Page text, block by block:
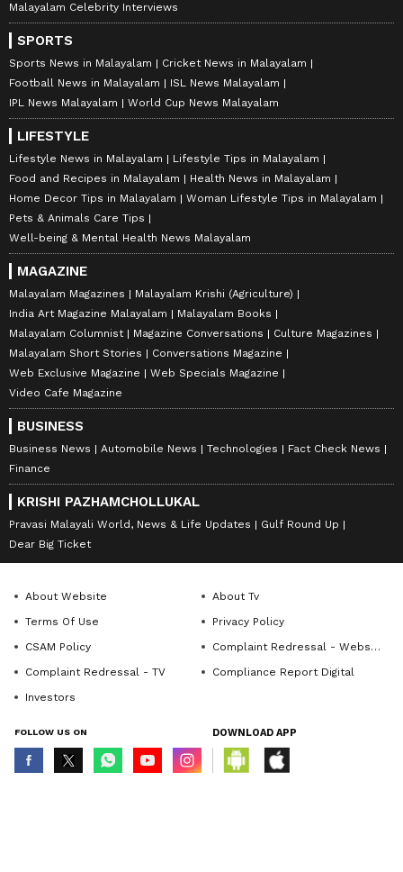
Malayalam Celebrity Interviews
SPORTS
Sports News in Malayalam
Cricket News in Malayalam
Football News in Malayalam
ISL News Malayalam
IPL News Malayalam
World Cup News Malayalam
LIFESTYLE
Lifestyle News in Malayalam
Lifestyle Tips in Malayalam
Food and Recipes in Malayalam
Health News in Malayalam
Home Decor Tips in Malayalam
Woman Lifestyle Tips in Malayalam
Pets & Animals Care Tips
Well-being & Mental Health News Malayalam
MAGAZINE
Malayalam Magazines
Malayalam Krishi (Agriculture)
India Art Magazine Malayalam
Malayalam Books
Malayalam Columnist
Magazine Conversations
Culture Magazines
Malayalam Short Stories
Conversations Magazine
Web Exclusive Magazine
Web Specials Magazine
Video Cafe Magazine
BUSINESS
Business News Automobile News Technologies
Fact Check News
Finance
KRISHI PAZHAMCHOLLUKAL
Pravasi Malayali World, News & Life Updates
Gulf Round Up
Dear Big Ticket
About Website
About Tv
Terms Of Use
Privacy Policy
CSAM Policy
Complaint Redressal - Website
Complaint Redressal - TV
Compliance Report Digital
Investors
FOLLOW US ON DOWNLOAD APP